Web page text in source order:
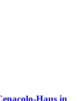
Haus in